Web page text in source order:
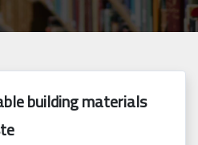
جميع
building materials